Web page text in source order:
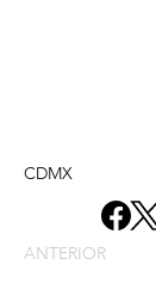
CDMX
ANTERIOR